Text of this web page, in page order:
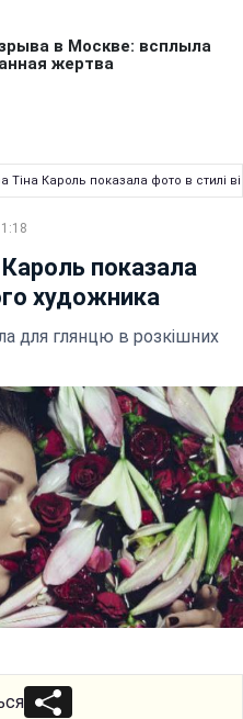
Тіна Кароль показала фото в стилі
Кароль показала
художника
для глянцю в розкішних